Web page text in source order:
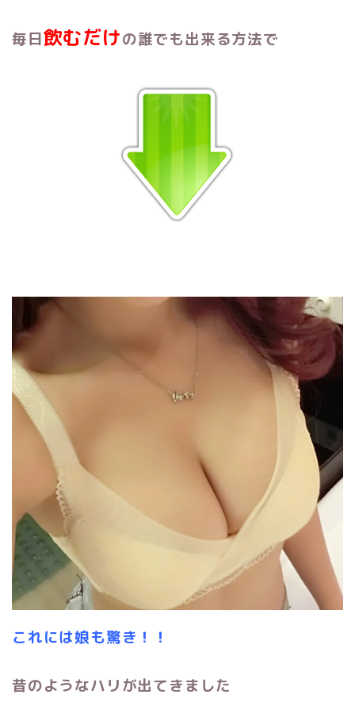
毎日飲むだけの誰でも出来る方法で
これには娘も驚き！！
昔のようなハリが出てきました